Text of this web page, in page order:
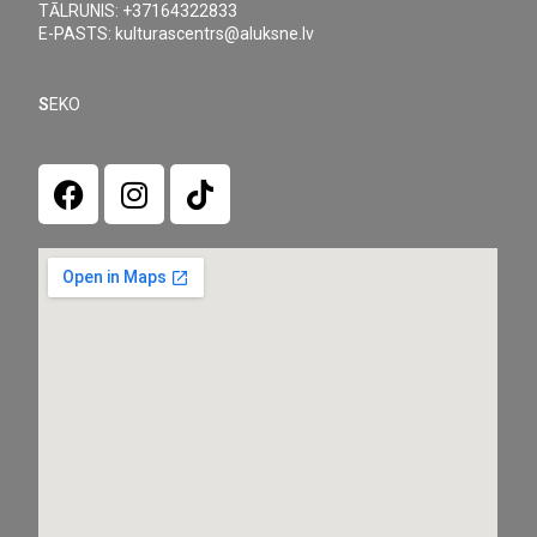
TĀLRUNIS: +37164322833
E-PASTS: kulturascentrs@aluksne.lv
SEKO